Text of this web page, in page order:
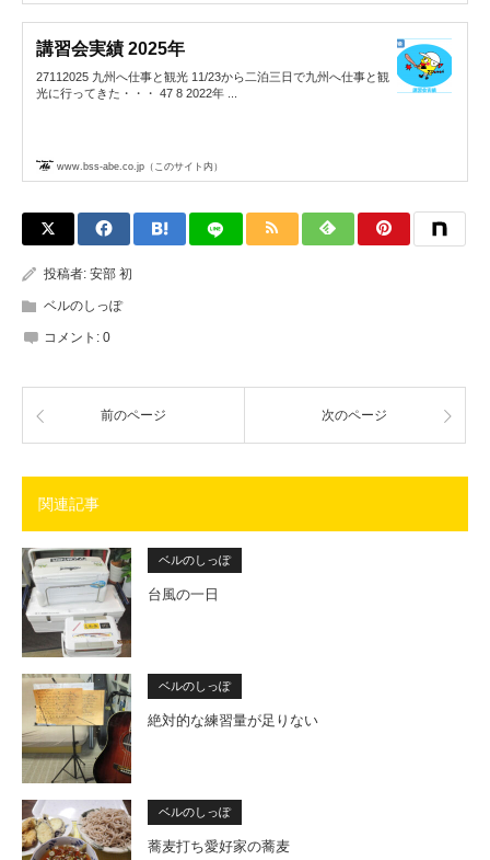
講習会実績 2025年
27112025 九州へ仕事と観光 11/23から二泊三日で九州へ仕事と観
光に行ってきた・・・ 47 8 2022年 ...
www.bss-abe.co.jp（このサイト内）
投稿者: 安部 初
ベルのしっぽ
コメント: 0
前のページ 次のページ
関連記事
ベルのしっぽ
台風の一日
ベルのしっぽ
絶対的な練習量が足りない
ベルのしっぽ
蕎麦打ち愛好家の蕎麦